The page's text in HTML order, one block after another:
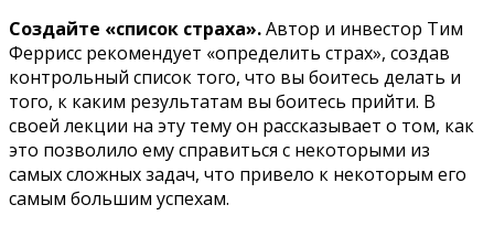
Создайте «список страха».Автор и инвестор Тим
Феррисс рекомендует «определить страх», создав
контрольный список того, что вы боитесь делать и
того, к каким результатам вы боитесь прийти. В
своей лекции на эту тему он рассказывает о том, как
это позволило ему справиться с некоторыми из
самых сложных задач, что привело к некоторым его
самым большим успехам.